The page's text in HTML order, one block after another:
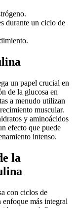
durante un ciclo de
un papel crucial en
de la glucosa en
a menudo utilizan
muscular.
y aminoácidos
efecto que puede
intenso.
la
con ciclos de
más integral